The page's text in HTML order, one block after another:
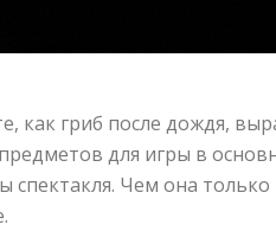
как гриб после дождя,
для игры в
спектакля. Чем она